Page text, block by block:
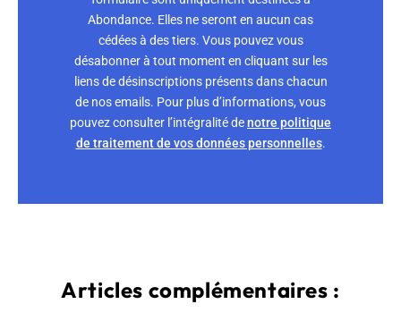
Abondance. Elles ne seront en aucun cas
cédées à des tiers. Vous pouvez vous
désabonner à tout moment en cliquant sur les
liens de désinscriptions présents dans chacun
de nos emails. Pour plus d’informations, vous
pouvez consulter l’intégralité denotre politique
de traitement de vos données personnelles.
Articles complémentaires :